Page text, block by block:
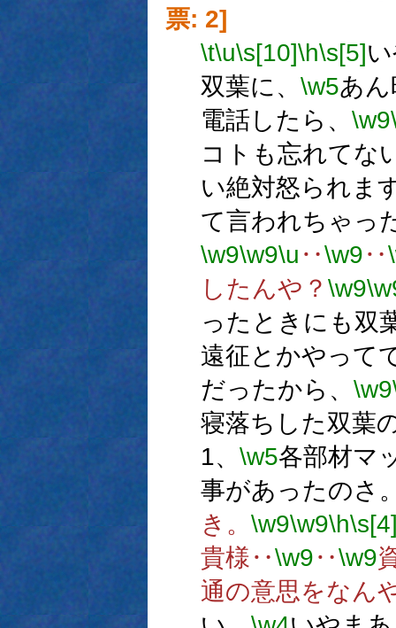
票: 2]
\t\u\s[10]\h\s[5]
双葉に、 \w5あ
電話したら、 \w9
コトも忘れてな
い絶対怒られま
て言われちゃっ
\w9\w9\u ‥\w9‥
したんや？ \w9
ったときにも双
遠征とかやって
だったから、 \w9
寝落ちした双葉
1、 \w5各部材マ
事があったのさ
き。 \w9\w9\h
貴様‥\w9‥\w9
通の意思をなん